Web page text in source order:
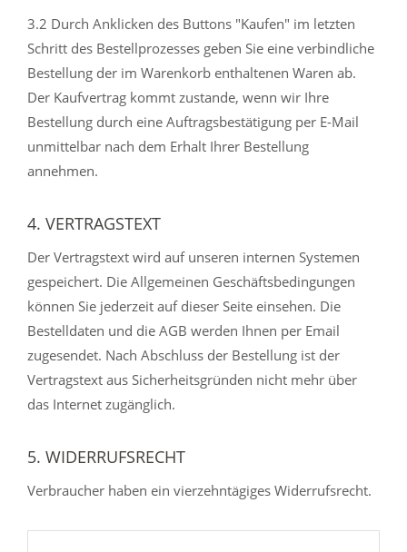
3.2 Durch Anklicken des Buttons "Kaufen" im letzten
Schritt des Bestellprozesses geben Sie eine verbindliche
Bestellung der im Warenkorb enthaltenen Waren ab.
Der Kaufvertrag kommt zustande, wenn wir Ihre
Bestellung durch eine Auftragsbestätigung per E-Mail
unmittelbar nach dem Erhalt Ihrer Bestellung
annehmen.
4. VERTRAGSTEXT
Der Vertragstext wird auf unseren internen Systemen
gespeichert. Die Allgemeinen Geschäftsbedingungen
können Sie jederzeit auf dieser Seite einsehen. Die
Bestelldaten und die AGB werden Ihnen per Email
zugesendet. Nach Abschluss der Bestellung ist der
Vertragstext aus Sicherheitsgründen nicht mehr über
das Internet zugänglich.
5. WIDERRUFSRECHT
Verbraucher haben ein vierzehntägiges Widerrufsrecht.